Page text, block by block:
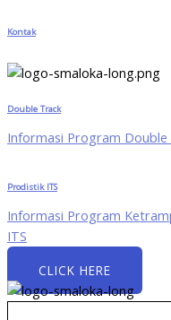
Kontak
Double Track
Informasi Program Double
Prodistik ITS
Informasi Program
ITS
CLICK HERE